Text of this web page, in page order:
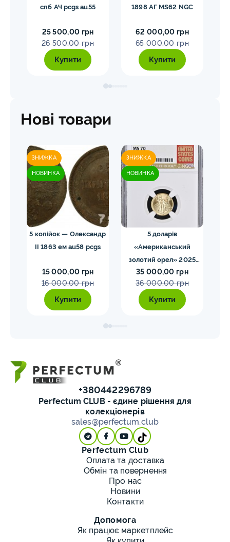
спб АЧ pcgs au55
25 500,00 грн
26 500,00 грн
Купити
1898 АГ MS62 NGC
62 000,00 грн
65 000,00 грн
Купити
Нові товари
ЗНИЖКА
НОВИНКА
5 копійок — Олександр
II 1863 ем au58 pcgs
15 000,00 грн
16 000,00 грн
Купити
ЗНИЖКА
НОВИНКА
5 доларів
«Американський
золотий орел» 2025
MS70 NGC орел тип2
35 000,00 грн
36 000,00 грн
Купити
+380442296789
Perfectum CLUB - єдине рішення для
колекціонерів
sales@perfectum.club
Perfectum Club
Оплата та доставка
Обмін та повернення
Про нас
Новини
Контакти
Допомога
Як працює маркетплейс